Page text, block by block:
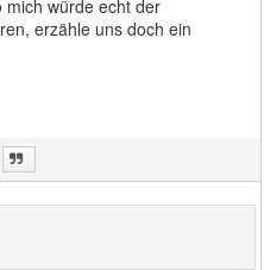
mich würde echt der
erzähle uns doch ein